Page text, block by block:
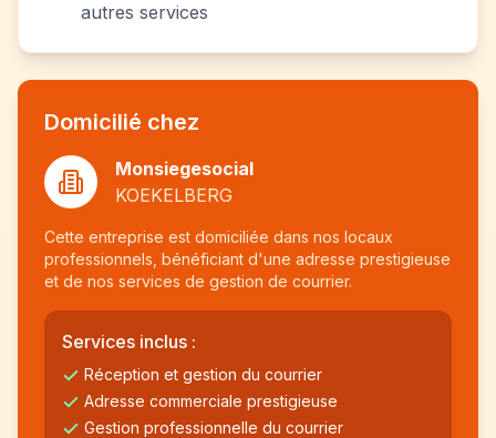
autres services
Domicilié chez
Monsiegesocial
KOEKELBERG
Cette entreprise est domiciliée dans nos locaux
professionnels, bénéficiant d'une adresse prestigieuse
et de nos services de gestion de courrier.
Services inclus :
Réception et gestion du courrier
Adresse commerciale prestigieuse
Gestion professionnelle du courrier